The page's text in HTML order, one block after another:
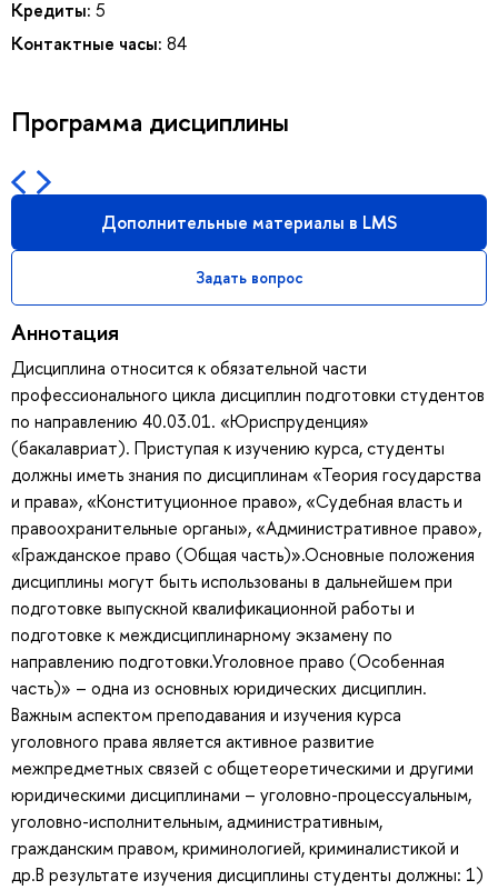
Кредиты: 5
Контактные часы: 84
Программа дисциплины
Дополнительные материалы в LMS
Задать вопрос
Аннотация
Дисциплина относится к обязательной части
профессионального цикла дисциплин подготовки студентов
по направлению 40.03.01. «Юриспруденция»
(бакалавриат). Приступая к изучению курса, студенты
должны иметь знания по дисциплинам «Теория государства
и права», «Конституционное право», «Судебная власть и
правоохранительные органы», «Административное право»,
«Гражданское право (Общая часть)».Основные положения
дисциплины могут быть использованы в дальнейшем при
подготовке выпускной квалификационной работы и
подготовке к междисциплинарному экзамену по
направлению подготовки.Уголовное право (Особенная
часть)» – одна из основных юридических дисциплин.
Важным аспектом преподавания и изучения курса
уголовного права является активное развитие
межпредметных связей с общетеоретическими и другими
юридическими дисциплинами – уголовно-процессуальным,
уголовно-исполнительным, административным,
гражданским правом, криминологией, криминалистикой и
др.В результате изучения дисциплины студенты должны: 1)